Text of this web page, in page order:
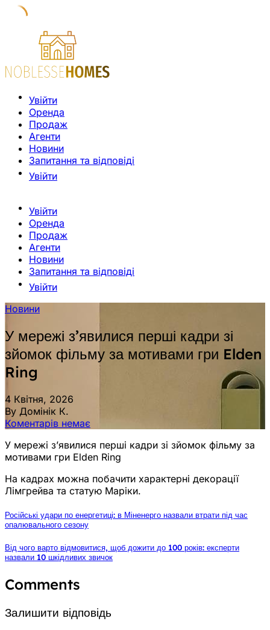
Увійти
Оренда
Продаж
Агенти
Новини
Запитання та відповіді
Увійти
Увійти
Оренда
Продаж
Агенти
Новини
Запитання та відповіді
Увійти
Новини
У мережі з’явилися перші кадри зі
зйомок фільму за мотивами гри Elden
Ring
4 Квітня, 2026
By Домінік К.
Коментарів немає
У мережі з’явилися перші кадри зі зйомок фільму за
мотивами гри Elden Ring
На кадрах можна побачити характерні декорації
Лімгрейва та статую Маріки.
Російські удари по енергетиці: в Міненерго назвали втрати під час
опалювального сезону
Від чого варто відмовитися, щоб дожити до 100 років: експерти
назвали 10 шкідливих звичок
Comments
Залишити відповідь